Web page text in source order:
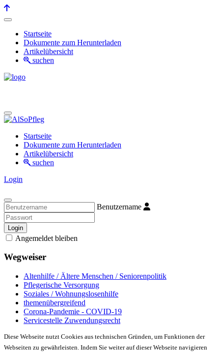
Startseite
Dokumente zum Herunterladen
Artikelübersicht
suchen
Startseite
Dokumente zum Herunterladen
Artikelübersicht
suchen
Login
Benutzername
Login
Angemeldet bleiben
Wegweiser
Altenhilfe / Ältere Menschen / Seniorenpolitik
Pflegerische Versorgung
Soziales / Wohnungslosenhilfe
themenübergreifend
Corona-Pandemie - COVID-19
Servicestelle Zuwendungsrecht
Diese Webseite nutzt Cookies aus technischen Gründen, um Funktionen der
Webseiten zu gewährleisten. Indem Sie weiter auf dieser Webseite navigieren